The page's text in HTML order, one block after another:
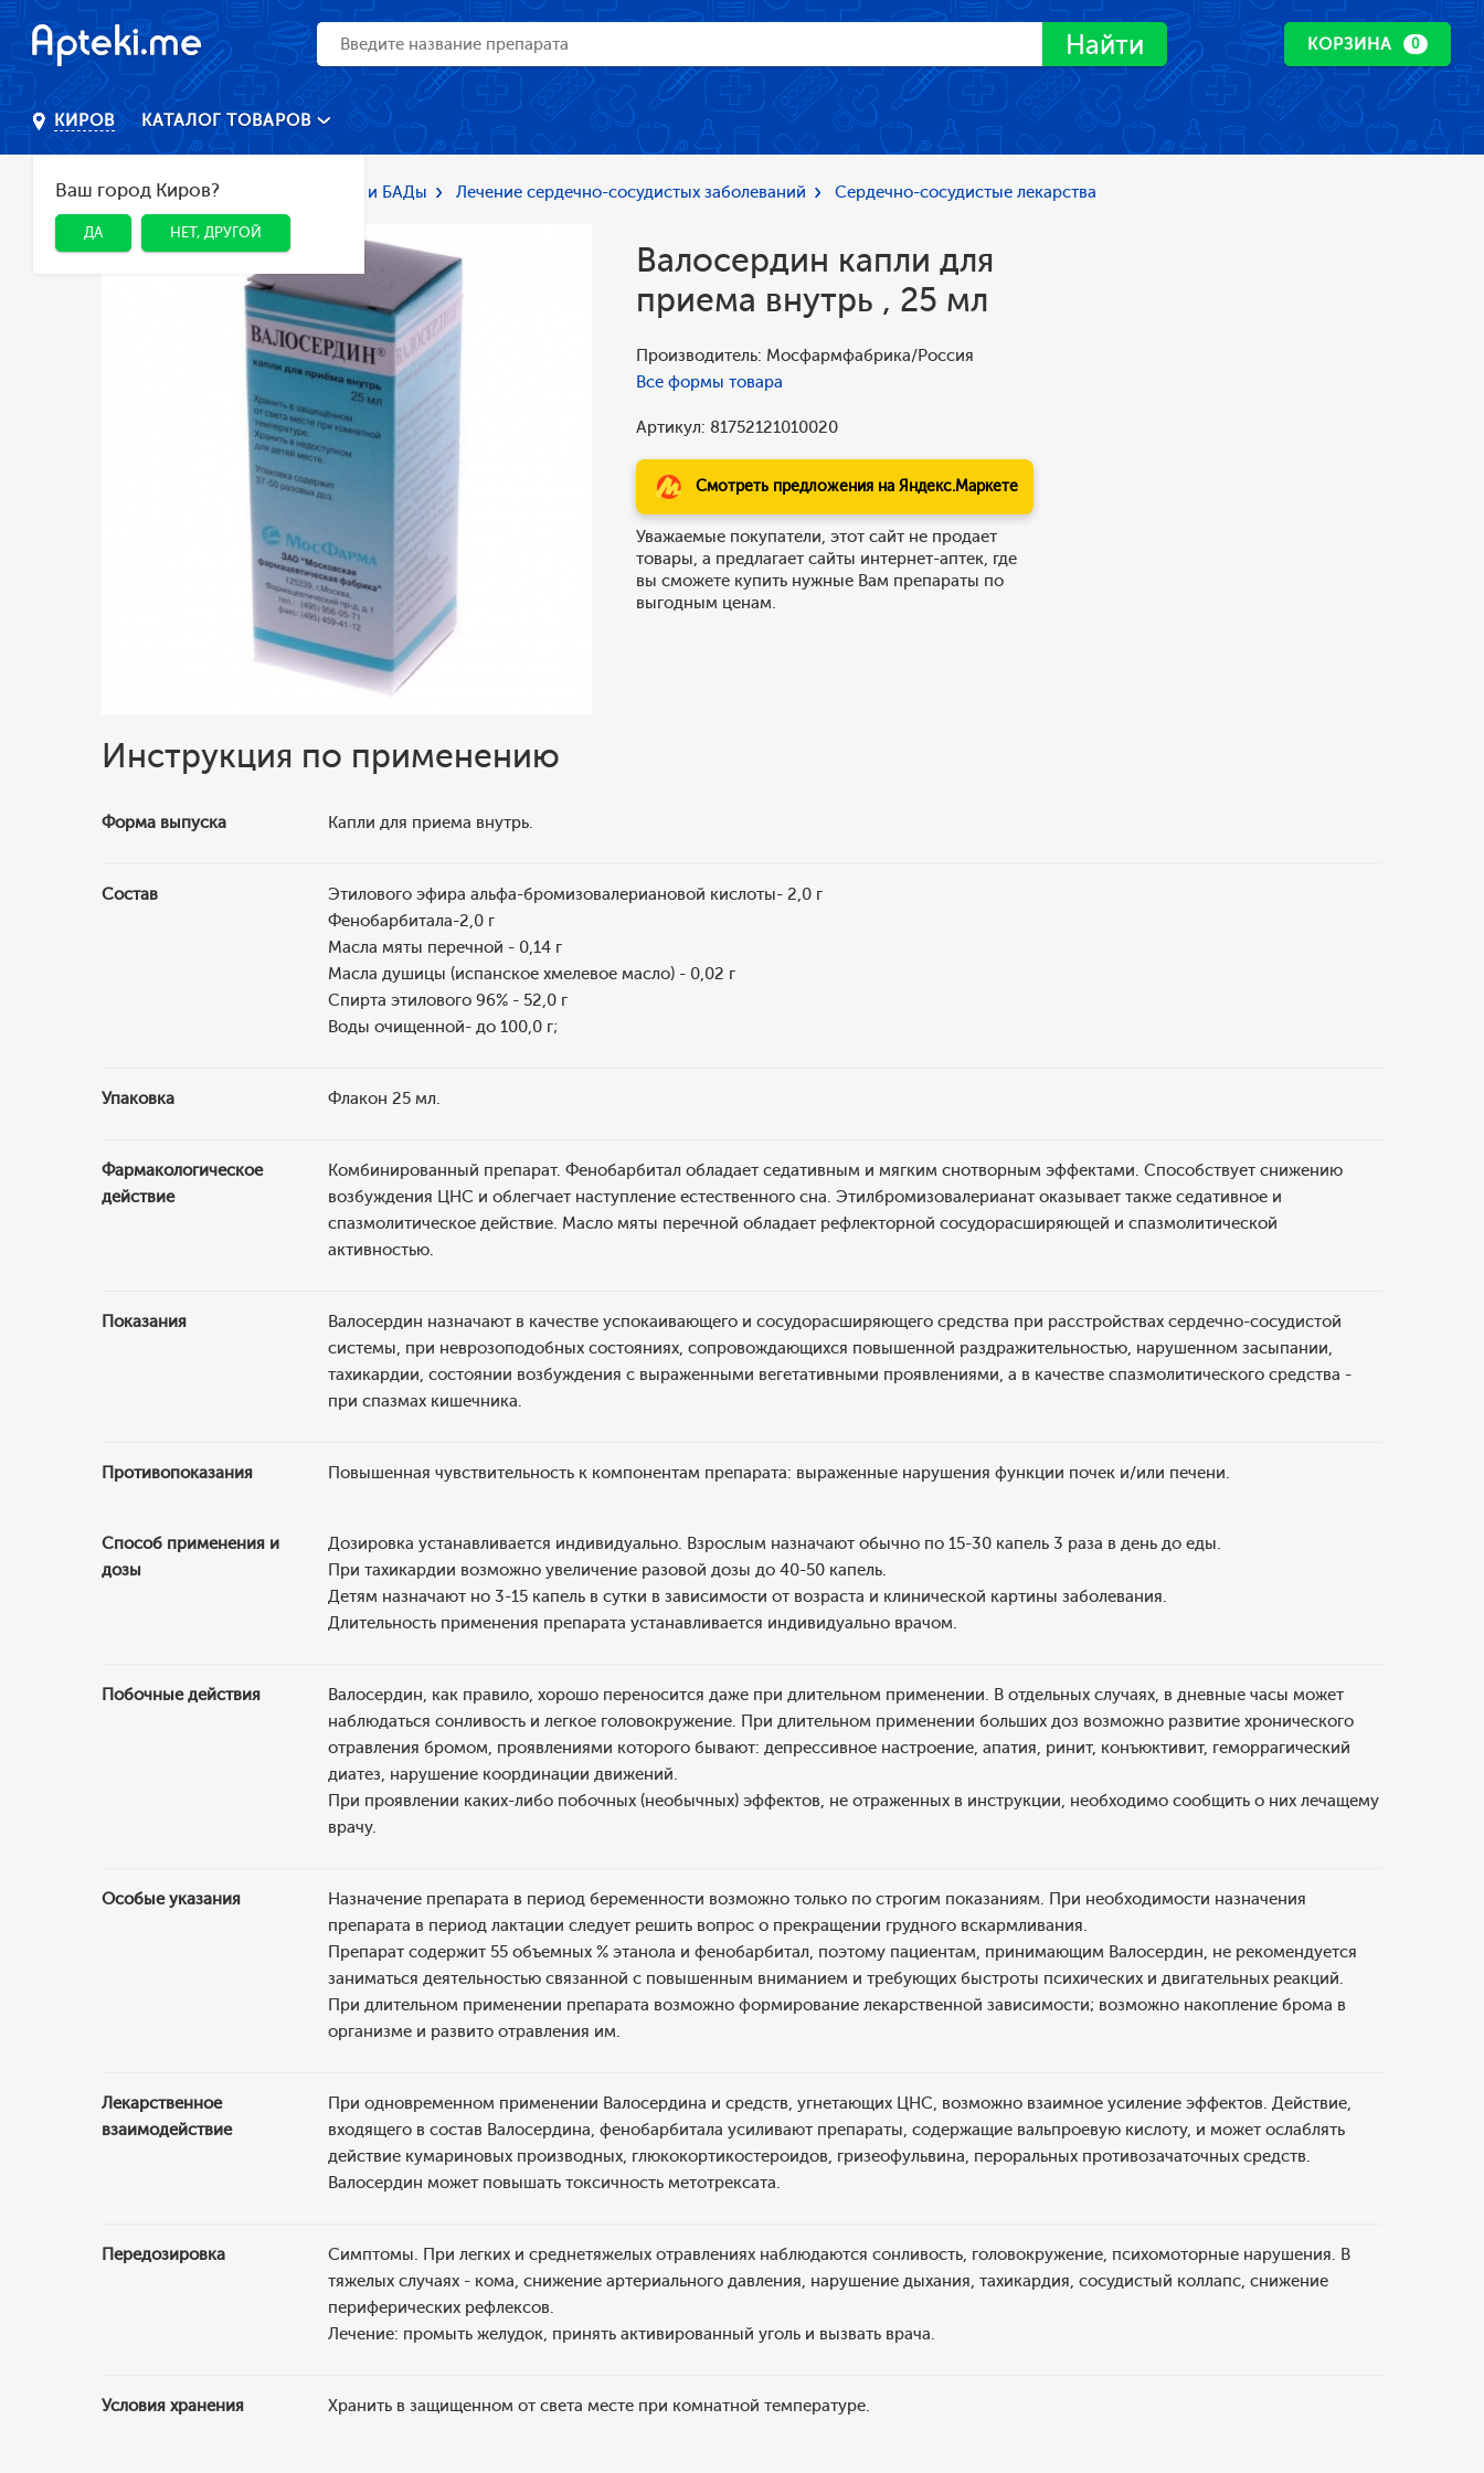
Найти КОРЗИНА 0
КИРОВ
Ваш город Киров?
ДА НЕТ, ДРУГОЙ
КАТАЛОГ ТОВАРОВ
Главная Каталог Лекарства и БАДы Лечение сердечно-сосудистых заболеваний Сердечно-сосудистые лекарства
Валосердин капли для
приема внутрь , 25 мл
Производитель: Мосфармфабрика/Россия
Все формы товара
Артикул: 81752121010020
Смотреть предложения на Яндекс.Маркете
Уважаемые покупатели, этот сайт не продает
товары, а предлагает сайты интернет-аптек, где
вы сможете купить нужные Вам препараты по
выгодным ценам.
Инструкция по применению
Форма выпуска Капли для приема внутрь.
Состав
Этилового эфира альфа-бромизовалериановой кислоты- 2,0 г
Фенобарбитала-2,0 г
Масла мяты перечной - 0,14 г
Масла душицы (испанское хмелевое масло) - 0,02 г
Спирта этилового 96% - 52,0 г
Воды очищенной- до 100,0 г;
Упаковка Флакон 25 мл.
Фармакологическое
действие
Комбинированный препарат. Фенобарбитал обладает седативным и мягким снотворным эффектами. Способствует снижению
возбуждения ЦНС и облегчает наступление естественного сна. Этилбромизовалерианат оказывает также седативное и
спазмолитическое действие. Масло мяты перечной обладает рефлекторной сосудорасширяющей и спазмолитической
активностью.
Показания
Валосердин назначают в качестве успокаивающего и сосудорасширяющего средства при расстройствах сердечно-сосудистой
системы, при неврозоподобных состояниях, сопровождающихся повышенной раздражительностью, нарушенном засыпании,
тахикардии, состоянии возбуждения с выраженными вегетативными проявлениями, а в качестве спазмолитического средства -
при спазмах кишечника.
Противопоказания Повышенная чувствительность к компонентам препарата: выраженные нарушения функции почек и/или печени.
Способ применения и
дозы
Дозировка устанавливается индивидуально. Взрослым назначают обычно по 15-30 капель 3 раза в день до еды.
При тахикардии возможно увеличение разовой дозы до 40-50 капель.
Детям назначают но 3-15 капель в сутки в зависимости от возраста и клинической картины заболевания.
Длительность применения препарата устанавливается индивидуально врачом.
Побочные действия
Валосердин, как правило, хорошо переносится даже при длительном применении. В отдельных случаях, в дневные часы может
наблюдаться сонливость и легкое головокружение. При длительном применении больших доз возможно развитие хронического
отравления бромом, проявлениями которого бывают: депрессивное настроение, апатия, ринит, конъюктивит, геморрагический
диатез, нарушение координации движений.
При проявлении каких-либо побочных (необычных) эффектов, не отраженных в инструкции, необходимо сообщить о них лечащему
врачу.
Особые указания
Назначение препарата в период беременности возможно только по строгим показаниям. При необходимости назначения
препарата в период лактации следует решить вопрос о прекращении грудного вскармливания.
Препарат содержит 55 объемных % этанола и фенобарбитал, поэтому пациентам, принимающим Валосердин, не рекомендуется
заниматься деятельностью связанной с повышенным вниманием и требующих быстроты психических и двигательных реакций.
При длительном применении препарата возможно формирование лекарственной зависимости; возможно накопление брома в
организме и развито отравления им.
Лекарственное
взаимодействие
При одновременном применении Валосердина и средств, угнетающих ЦНС, возможно взаимное усиление эффектов. Действие,
входящего в состав Валосердина, фенобарбитала усиливают препараты, содержащие вальпроевую кислоту, и может ослаблять
действие кумариновых производных, глюкокортикостероидов, гризеофульвина, пероральных противозачаточных средств.
Валосердин может повышать токсичность метотрексата.
Передозировка
Симптомы. При легких и среднетяжелых отравлениях наблюдаются сонливость, головокружение, психомоторные нарушения. В
тяжелых случаях - кома, снижение артериального давления, нарушение дыхания, тахикардия, сосудистый коллапс, снижение
периферических рефлексов.
Лечение: промыть желудок, принять активированный уголь и вызвать врача.
Условия хранения Хранить в защищенном от света месте при комнатной температуре.